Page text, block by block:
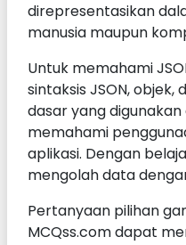
direpresentasikan
manusia maupun
Untuk memahami
sintaksis JSON,
dasar yang digunakan
memahami
aplikasi. Dengan
mengolah data
Pertanyaan pilihan
MCQss.com dapat